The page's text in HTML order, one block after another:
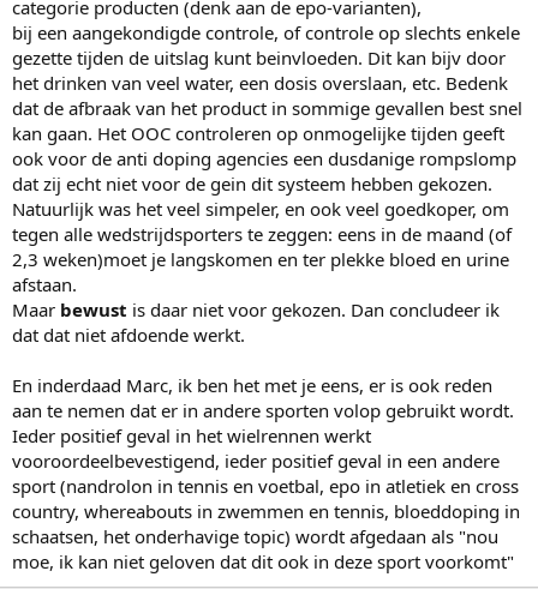
categorie producten (denk aan de epo-varianten),
bij een aangekondigde controle, of controle op slechts enkele
gezette tijden de uitslag kunt beinvloeden. Dit kan bijv door
het drinken van veel water, een dosis overslaan, etc. Bedenk
dat de afbraak van het product in sommige gevallen best snel
kan gaan. Het OOC controleren op onmogelijke tijden geeft
ook voor de anti doping agencies een dusdanige rompslomp
dat zij echt niet voor de gein dit systeem hebben gekozen.
Natuurlijk was het veel simpeler, en ook veel goedkoper, om
tegen alle wedstrijdsporters te zeggen: eens in de maand (of
2,3 weken)moet je langskomen en ter plekke bloed en urine
afstaan.
Maar bewust is daar niet voor gekozen. Dan concludeer ik
dat dat niet afdoende werkt.
En inderdaad Marc, ik ben het met je eens, er is ook reden
aan te nemen dat er in andere sporten volop gebruikt wordt.
Ieder positief geval in het wielrennen werkt
vooroordeelbevestigend, ieder positief geval in een andere
sport (nandrolon in tennis en voetbal, epo in atletiek en cross
country, whereabouts in zwemmen en tennis, bloeddoping in
schaatsen, het onderhavige topic) wordt afgedaan als "nou
moe, ik kan niet geloven dat dit ook in deze sport voorkomt"